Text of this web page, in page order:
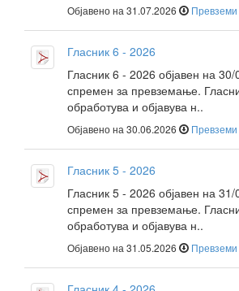
Објавено на 31.07.2026 Превземи
Гласник 6 - 2026
Гласник 6 - 2026 објавен на
спремен за превземање.
обработува и објавува н..
Објавено на 30.06.2026 Превземи
Гласник 5 - 2026
Гласник 5 - 2026 објавен на
спремен за превземање.
обработува и објавува н..
Објавено на 31.05.2026 Превземи